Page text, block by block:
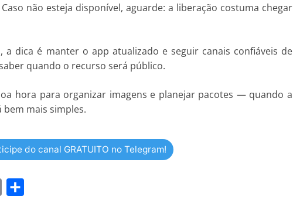
não esteja disponível, aguarde: a liberação costuma chegar
a dica é manter o app atualizado e seguir canais confiáveis de
quando o recurso será público.
hora para organizar imagens e planejar pacotes — quando a
mais simples.
do canal GRATUITO no Telegram!